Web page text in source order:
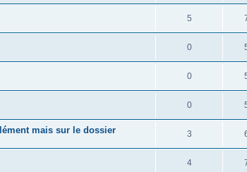
5
0
0
0
mais sur le dossier 3
4